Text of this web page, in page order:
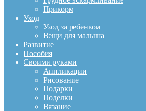
Прикорм
Уход
Уход за ребенком
Вещи для малыша
Развитие
Пособия
Своими руками
Аппликации
Рисование
Подарки
Поделки
Вязание